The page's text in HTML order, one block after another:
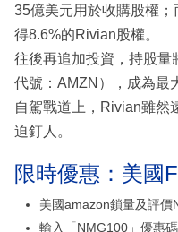
35億美元用於收購股權
得8.6%的Rivian股權。
往後再追加投資，持股量
代號：AMZN），成為最
自駕戰道上，Rivian雖然
迫釘人。
限時優惠：美國
美國amazon鎖量及評價
輸入「NMG100」優惠